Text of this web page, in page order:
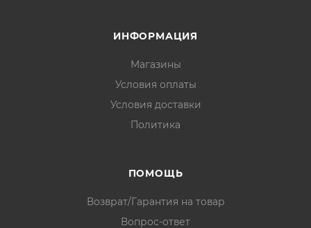
ИНФОРМАЦИЯ
Магазины
Условия оплаты
Условия доставки
Политика
ПОМОЩЬ
Возврат/Гарантия на товар
Вопрос-ответ